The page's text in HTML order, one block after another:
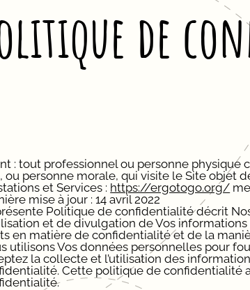
de
: tout professionnel ou personne physique
ou personne morale, qui visite le Site objet
et Services : https://ergotogo.org/
mise à jour : 14 avril 2022
Politique de confidentialité décrit
et de divulgation de Vos
en matière de confidentialité et de la
utilisons Vos données personnelles pour
la collecte et l’utilisation des
Cette politique de confidentialité